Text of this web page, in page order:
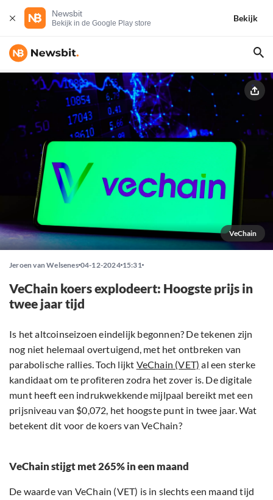
Newsbit
Bekijk in de Google Play store
Bekijk
VeChain
Jeroen van Welsenes 04-12-2024 15:31
VeChain koers explodeert: Hoogste prijs in
twee jaar tijd
Is het altcoinseizoen eindelijk begonnen? De tekenen zijn
nog niet helemaal overtuigend, met het ontbreken van
parabolische rallies. Toch lijkt VeChain (VET) al een sterke
kandidaat om te profiteren zodra het zover is. De digitale
munt heeft een indrukwekkende mijlpaal bereikt met een
prijsniveau van $0,072, het hoogste punt in twee jaar. Wat
betekent dit voor de koers van VeChain?
VeChain stijgt met 265% in een maand
De waarde van VeChain (VET) is in slechts een maand tijd